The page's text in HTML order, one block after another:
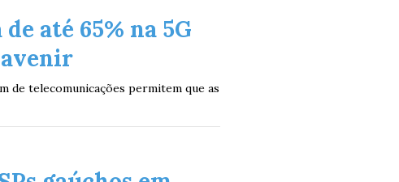
até 65% na 5G
de telecomunicações permitem que as